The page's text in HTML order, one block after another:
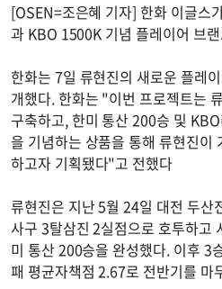
[OSEN=조은혜 기자] 한화 이글스
과 KBO 1500K 기념 플레이어 브
한화는 7일 류현진의 새로운 플레
개했다. 한화는 "이번 프로젝트는
구축하고, 한미 통산 200승 및
을 기념하는 상품을 통해 류현진이
하고자 기획됐다"고 전했다
류현진은 지난 5월 24일 대전 두
사구 3탈삼진 2실점으로 호투하고
미 통산 200승을 완성했다. 이후 3
패 평균자책점 2.67로 전반기를 마